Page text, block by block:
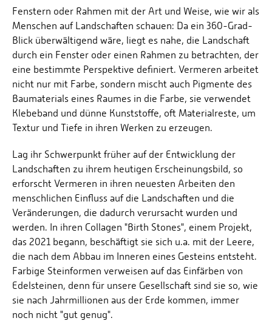
Fenstern oder Rahmen mit der Art und Weise, wie wir als
Menschen auf Landschaften schauen: Da ein 360-Grad-
Blick überwältigend wäre, liegt es nahe, die Landschaft
durch ein Fenster oder einen Rahmen zu betrachten, der
eine bestimmte Perspektive definiert. Vermeren arbeitet
nicht nur mit Farbe, sondern mischt auch Pigmente des
Baumaterials eines Raumes in die Farbe, sie verwendet
Klebeband und dünne Kunststoffe, oft Materialreste, um
Textur und Tiefe in ihren Werken zu erzeugen.
Lag ihr Schwerpunkt früher auf der Entwicklung der
Landschaften zu ihrem heutigen Erscheinungsbild, so
erforscht Vermeren in ihren neuesten Arbeiten den
menschlichen Einfluss auf die Landschaften und die
Veränderungen, die dadurch verursacht wurden und
werden. In ihren Collagen "Birth Stones", einem Projekt,
das 2021 begann, beschäftigt sie sich u.a. mit der Leere,
die nach dem Abbau im Inneren eines Gesteins entsteht.
Farbige Steinformen verweisen auf das Einfärben von
Edelsteinen, denn für unsere Gesellschaft sind sie so, wie
sie nach Jahrmillionen aus der Erde kommen, immer
noch nicht "gut genug".